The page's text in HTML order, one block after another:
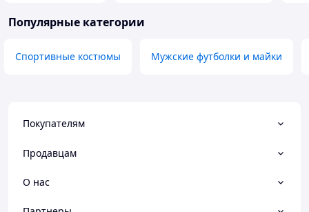
Популярные категории
Спортивные костюмы Мужские футболки и майки
Покупателям
Продавцам
О нас